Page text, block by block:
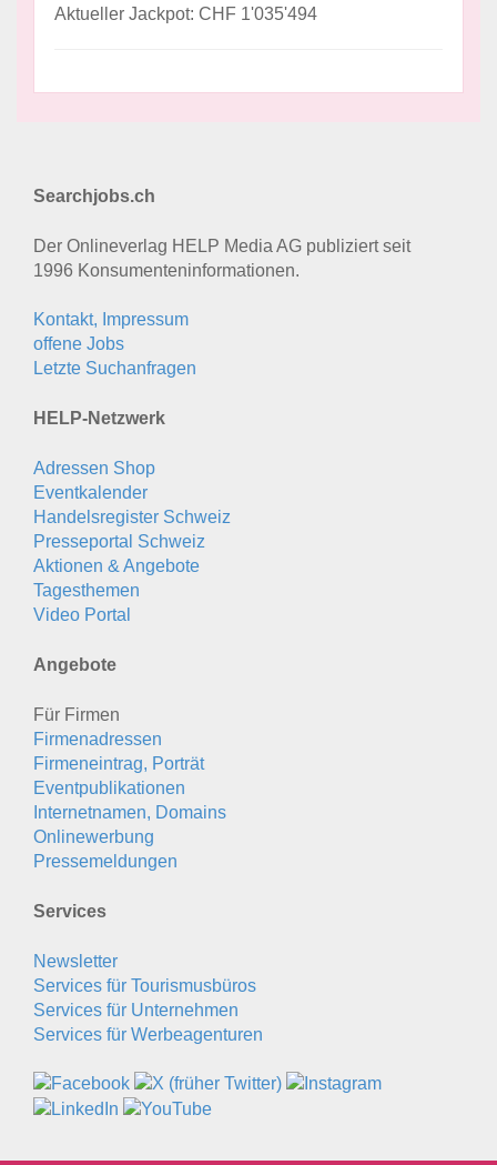
Aktueller Jackpot: CHF 1'035'494
Searchjobs.ch
Der Onlineverlag HELP Media AG publiziert seit
1996 Konsumenten­informationen.
Kontakt, Impressum
offene Jobs
Letzte Suchanfragen
HELP-Netzwerk
Adressen Shop
Eventkalender
Handelsregister Schweiz
Presseportal Schweiz
Aktionen & Angebote
Tagesthemen
Video Portal
Angebote
Für Firmen
Firmenadressen
Firmeneintrag, Porträt
Eventpublikationen
Internetnamen, Domains
Onlinewerbung
Pressemeldungen
Services
Newsletter
Services für Tourismusbüros
Services für Unternehmen
Services für Werbeagenturen